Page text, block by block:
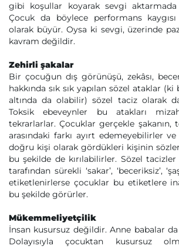
gibi koşullar koyarak sevgi
Çocuk da böylece performans
olarak büyür. Oysa ki sevgi, üzerinde
kavram değildir.
Zehirli şakalar
Bir çocuğun dış görünüşü, zekâsı,
hakkında sık sık yapılan sözel ataklar
altında da olabilir) sözel taciz olarak
Toksik ebeveynler bu atakları
tekrarlarlar. Çocuklar gerçekle şakanın,
arasındaki farkı ayırt edemeyebilirler
doğru kişi olarak gördükleri kişinin
bu şekilde de kırılabilirler. Sözel
tarafından sürekli ‘sakar’, ‘beceriksiz’,
etiketlenirlerse çocuklar bu etiketlere
bu şekilde görürler.
Mükemmeliyetçilik
İnsan kusursuz değildir. Anne babalar
Dolayısıyla çocuktan kusursuz